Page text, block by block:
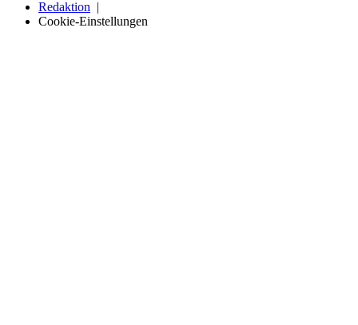
Redaktion
Cookie-Einstellungen